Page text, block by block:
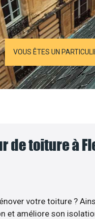
VOUS ÊTES UN
de toiture à
votre toiture ?
et améliore son